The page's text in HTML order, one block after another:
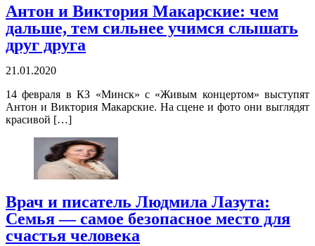
Антон и Виктория Макарские: чем
дальше, тем сильнее учимся слышать
друг друга
21.01.2020
14 февраля в КЗ «Минск» с «Живым концертом» выступят
Антон и Виктория Макарские. На сцене и фото они выглядят
красивой […]
Врач и писатель Людмила Лазута:
Семья — самое безопасное место для
счастья человека